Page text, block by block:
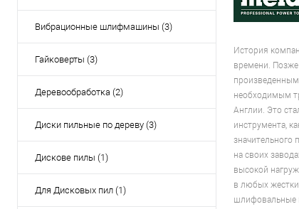
Вибрационные шлифмашины (3)
Гайковерты (3)
Деревообработка (2)
Диски пильные по дереву (3)
Дискове пилы (1)
Для Дисковых пил (1)
История
времени. Позже
произведенным
необходимым
Англии. Это
инструмента,
значительного
на своих
высокой
в любых
шлифовальные